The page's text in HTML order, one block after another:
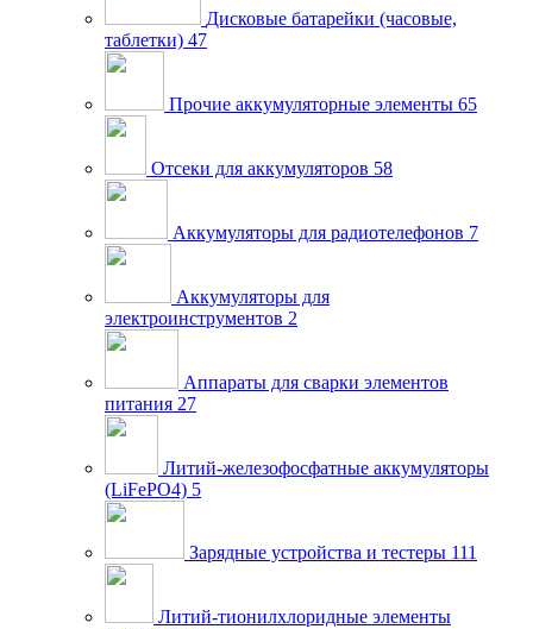
Дисковые батарейки (часовые,
таблетки) 47
Прочие аккумуляторные элементы 65
Отсеки для аккумуляторов 58
Аккумуляторы для радиотелефонов 7
Аккумуляторы для
электроинструментов 2
Аппараты для сварки элементов
питания 27
Литий-железофосфатные аккумуляторы
(LiFePO4) 5
Зарядные устройства и тестеры 111
Литий-тионилхлоридные элементы